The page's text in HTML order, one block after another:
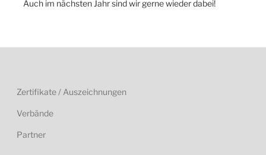
Auch im nächsten Jahr sind wir gerne wieder dabei!
Zertifikate / Auszeichnungen
Verbände
Partner